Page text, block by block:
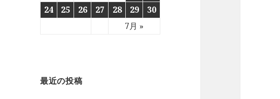
7月 »
24
25 26 27 28 29 30
最近の投稿